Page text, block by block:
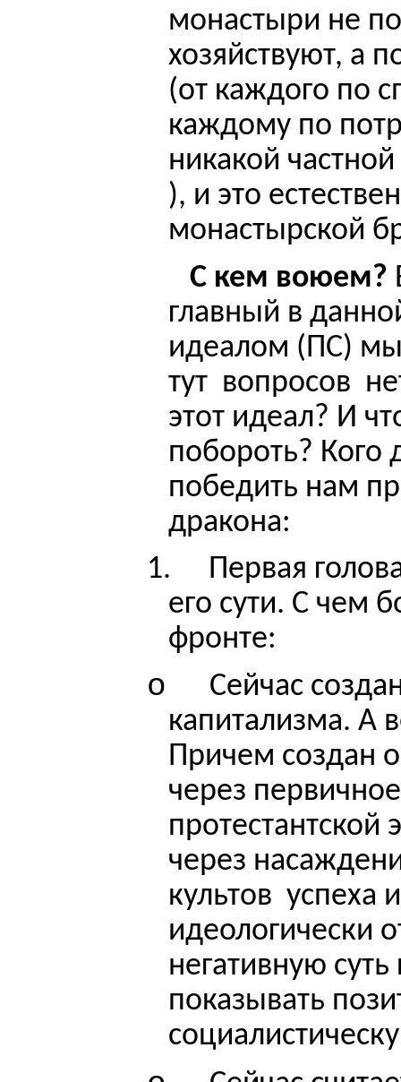
монастыри не
хозяйствуют, а
(от каждого по
каждому по
никакой
), и это
монастырской
С кем воюем?
главный в
идеалом (ПС)
тут вопросов
этот идеал? И
побороть?
победить нам
дракона:
1.
Первая
его сути. С чем
фронте:
o
Сейчас
капитализма. А
Причем создан
через
протестантской
через
культов успеха
идеологически
негативную
показывать